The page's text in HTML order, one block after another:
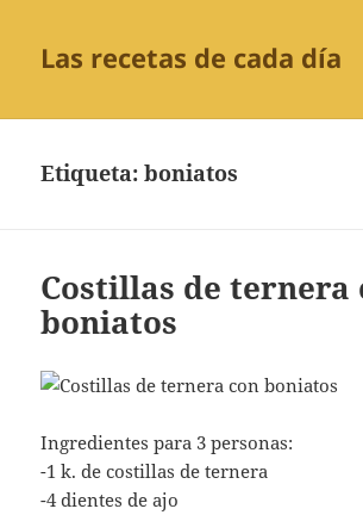
Las recetas de cada día
Etiqueta:boniatos
Costillas de ternera
boniatos
Ingredientes para 3 personas:
-1 k. de costillas de ternera
-4 dientes de ajo